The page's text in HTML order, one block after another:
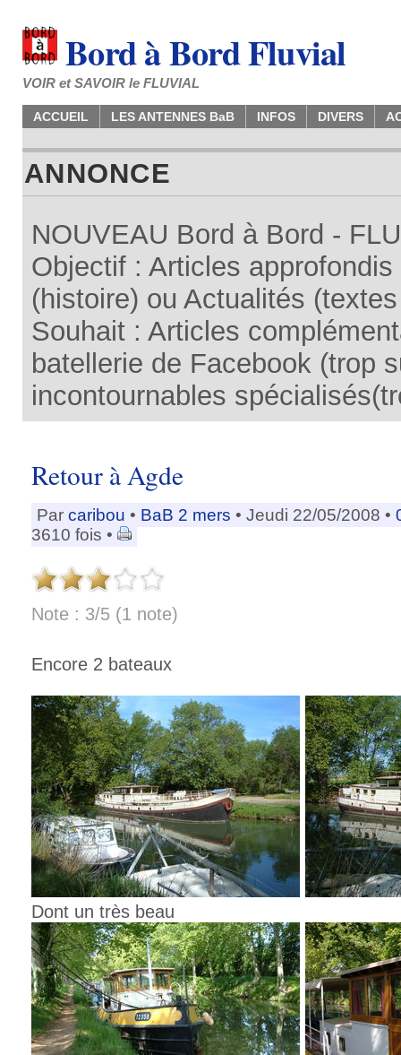
Bord à Bord Fluvial
VOIR et SAVOIR le FLUVIAL
ACCUEIL LES ANTENNES BaB INFOS DIVERS
ANNONCE
NOUVEAU Bord à Bord -
Objectif : Articles
(histoire) ou Actualités
Souhait : Articles
batellerie de Facebook (trop
incontournables
Retour à Agde
Par caribou • BaB 2 mers • Jeudi 22/05/2008 •
3610 fois •
Note : 3/5 (1 note)
Encore 2 bateaux
Dont un très beau